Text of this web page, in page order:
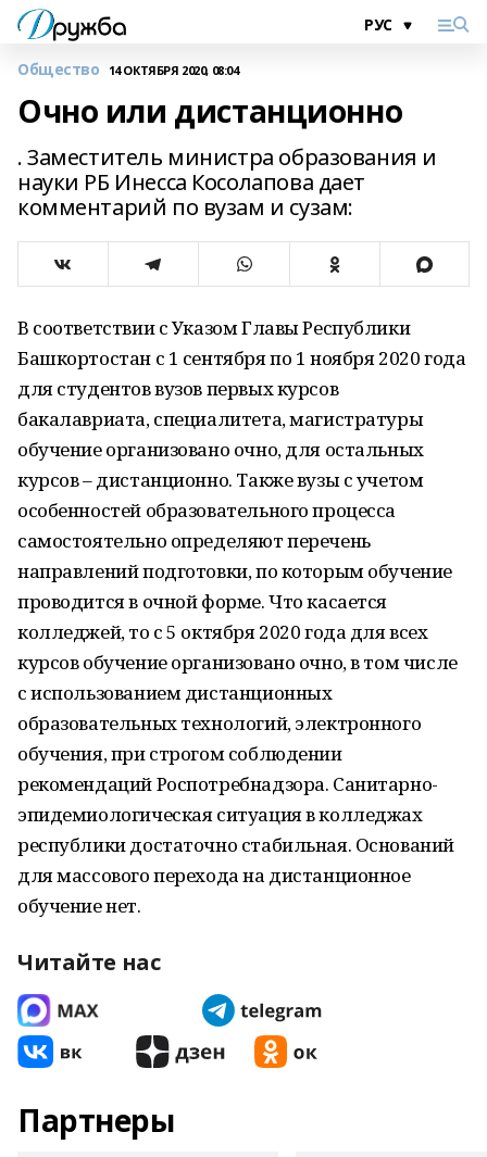
Общество 14 ОКТЯБРЯ 2020, 08:04
Очно или дистанционно
. Заместитель министра образования и
науки РБ Инесса Косолапова дает
комментарий по вузам и сузам:
В соответствии с Указом Главы Республики
Башкортостан с 1 сентября по 1 ноября 2020 года
для студентов вузов первых курсов
бакалавриата, специалитета, магистратуры
обучение организовано очно, для остальных
курсов – дистанционно. Также вузы с учетом
особенностей образовательного процесса
самостоятельно определяют перечень
направлений подготовки, по которым обучение
проводится в очной форме. Что касается
колледжей, то с 5 октября 2020 года для всех
курсов обучение организовано очно, в том числе
с использованием дистанционных
образовательных технологий, электронного
обучения, при строгом соблюдении
рекомендаций Роспотребнадзора. Санитарно-
эпидемиологическая ситуация в колледжах
республики достаточно стабильная. Оснований
для массового перехода на дистанционное
обучение нет.
Читайте нас
Партнеры